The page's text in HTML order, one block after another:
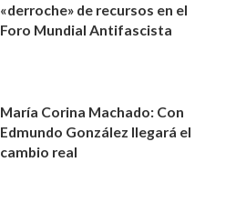
«derroche» de recursos en el
Foro Mundial Antifascista
María Corina Machado: Con
Edmundo González llegará el
cambio real